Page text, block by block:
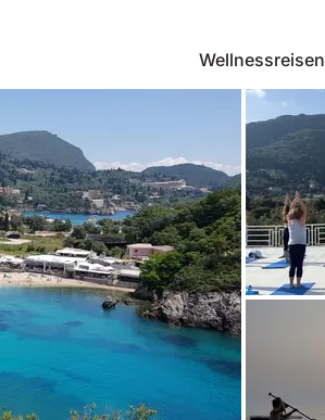
Wellnessreisen